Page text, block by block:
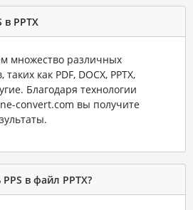
в PPTX
множество различных
как PDF, DOCX, PPTX,
Благодаря технологии
convert.com вы получите
в файл PPTX?